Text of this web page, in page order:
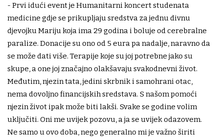
- Prvi idući event je Humanitarni koncert studenata
medicine gdje se prikupljaju sredstva za jednu divnu
djevojku Mariju koja ima 29 godina i boluje od cerebralne
paralize. Donacije su ono od 5 eura pa nadalje, naravno da
se može dati više. Terapije koje su joj potrebne jako su
skupe, a one joj značajno olakšavaju svakodnevni život.
Međutim, njezin tata, jedini skrbnik i samohrani otac,
nema dovoljno financijskih sredstava. S našom pomoći
njezin život ipak može biti lakši. Svake se godine volim
uključiti. Oni me uvijek pozovu, a ja se uvijek odazovem.
Ne samo u ovo doba, nego generalno mi je važno širiti